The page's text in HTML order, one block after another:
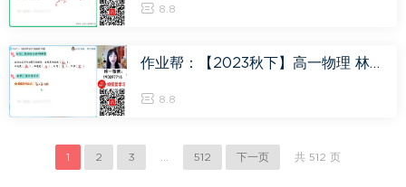
8.8
作业帮：【2023秋下】高一物理 林婉晴 A+，百度网盘(12.65G)
8.8
1 2 3 512 下一页 共 512 页